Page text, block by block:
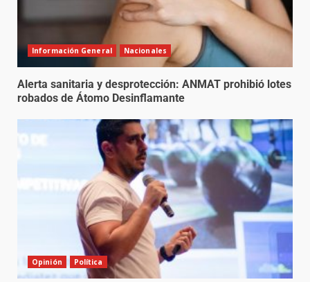
Información General Nacionales
Alerta sanitaria y desprotección: ANMAT prohibió lotes
robados de Átomo Desinflamante
Opinión Política